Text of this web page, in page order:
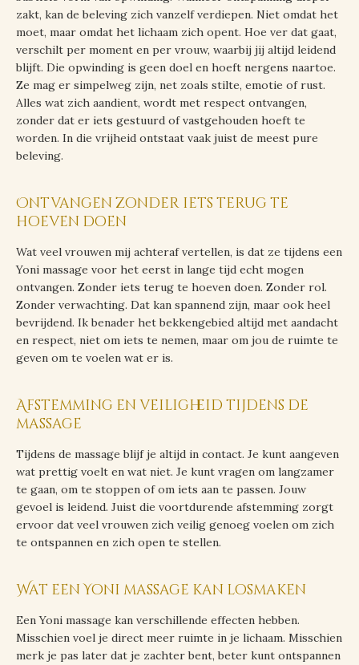
zakt, kan de beleving zich vanzelf verdiepen. Niet omdat het
moet, maar omdat het lichaam zich opent. Hoe ver dat gaat,
verschilt per moment en per vrouw, waarbij jij altijd leidend
blijft. Die opwinding is geen doel en hoeft nergens naartoe.
Ze mag er simpelweg zijn, net zoals stilte, emotie of rust.
Alles wat zich aandient, wordt met respect ontvangen,
zonder dat er iets gestuurd of vastgehouden hoeft te
worden. In die vrijheid ontstaat vaak juist de meest pure
beleving.
Ontvangen zonder iets terug te
hoeven doen
Wat veel vrouwen mij achteraf vertellen, is dat ze tijdens een
Yoni massage voor het eerst in lange tijd echt mogen
ontvangen. Zonder iets terug te hoeven doen. Zonder rol.
Zonder verwachting. Dat kan spannend zijn, maar ook heel
bevrijdend. Ik benader het bekkengebied altijd met aandacht
en respect, niet om iets te nemen, maar om jou de ruimte te
geven om te voelen wat er is.
Afstemming en veiligheid tijdens de
massage
Tijdens de massage blijf je altijd in contact. Je kunt aangeven
wat prettig voelt en wat niet. Je kunt vragen om langzamer
te gaan, om te stoppen of om iets aan te passen. Jouw
gevoel is leidend. Juist die voortdurende afstemming zorgt
ervoor dat veel vrouwen zich veilig genoeg voelen om zich
te ontspannen en zich open te stellen.
Wat een Yoni massage kan losmaken
Een Yoni massage kan verschillende effecten hebben.
Misschien voel je direct meer ruimte in je lichaam. Misschien
merk je pas later dat je zachter bent, beter kunt ontspannen